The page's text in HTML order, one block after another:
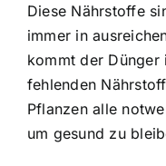
Diese Nährstoffe
immer in
kommt der Dünger
fehlenden
Pflanzen alle
um gesund zu